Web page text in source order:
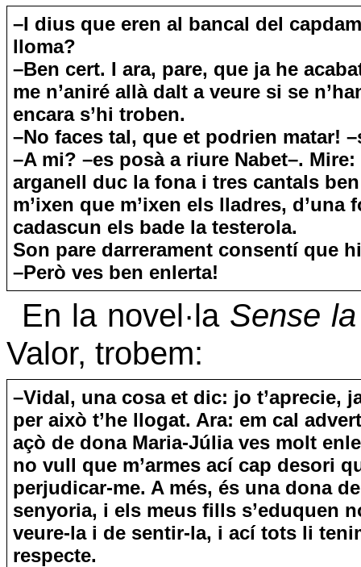
–I dius que eren al bancal del
lloma?
–Ben cert. I ara, pare, que ja he
me n’aniré allà dalt a veure si se
encara s’hi troben.
–No faces tal, que et podrien matar!
–A mi? –es posà a riure Nabet–.
arganell duc la fona i tres cantals
m’ixen que m’ixen els lladres, d’una
cadascun els bade la testerola.
Son pare darrerament consentí que
–Però ves ben enlerta!
En la novel·la Sense
Valor, trobem:
–Vidal, una cosa et dic: jo t’aprecie,
per això t’he llogat. Ara: em cal
açò de dona Maria-Júlia ves molt
no vull que m’armes ací cap desori
perjudicar-me. A més, és una dona
senyoria, i els meus fills s’eduquen
veure-la i de sentir-la, i ací tots li
respecte.